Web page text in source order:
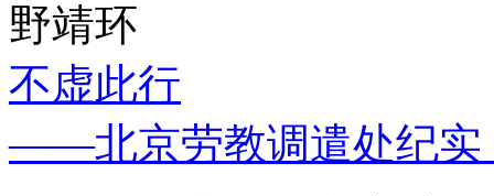
野靖环
不虚此行
——北京劳教调遣处纪实